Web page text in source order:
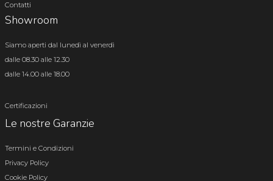
Contatti
Showroom
Siamo aperti dal lunedì al venerdì
dalle 08.30 alle 12.30
dalle 14.00 alle 18.00
Certificazioni
Le nostre Garanzie
Termini e Condizioni
Privacy Policy
Cookie Policy